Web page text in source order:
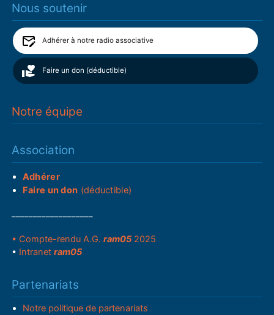
Nous soutenir
Adhérer à notre radio associative
Faire un don (déductible)
Notre équipe
Association
Adhérer
Faire un don (déductible)
• Compte-rendu A.G.ram05 2025
• Intranetram05
Partenariats
Notre politique de partenariats